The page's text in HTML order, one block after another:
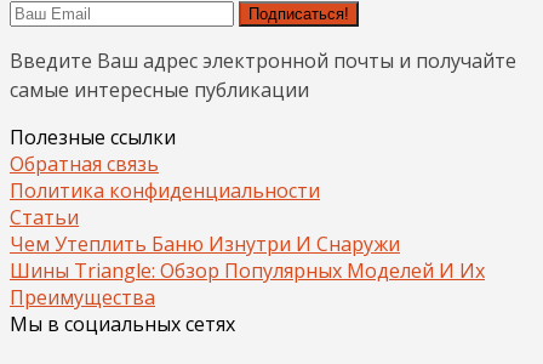
Подписаться!
Введите Ваш адрес электронной почты и получайте
самые интересные публикации
Полезные ссылки
Обратная связь
Политика конфиденциальности
Статьи
Чем Утеплить Баню Изнутри И Снаружи
Шины Triangle: Обзор Популярных Моделей И Их
Преимущества
Мы в социальных сетях